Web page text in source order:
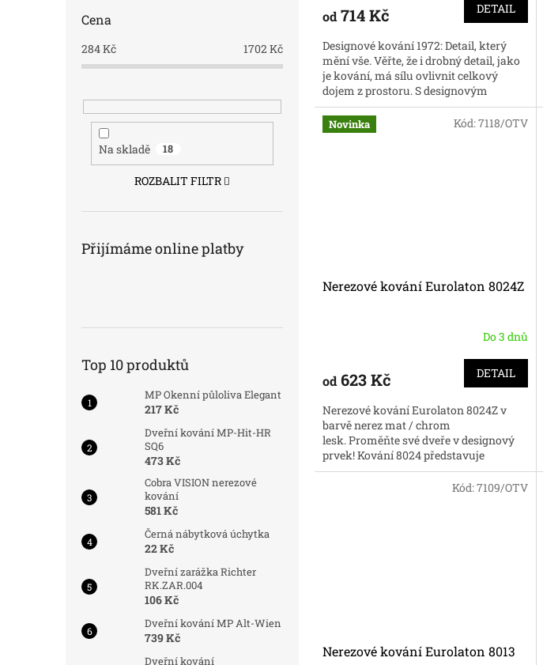
Cena
284Kč 1702 Kč
Na skladě 18
ROZBALIT FILTR
Přijímáme online platby
Top 10 produktů
MP Okenní půloliva Elegant
217 Kč
Dveřní kování MP-Hit-HR
SQ6
473 Kč
Cobra VISION nerezové
kování
581 Kč
Černá nábytková úchytka
22 Kč
Dveřní zarážka Richter
RK.ZAR.004
106 Kč
Dveřní kování MP Alt-Wien
739 Kč
Dveřní kování
od714 Kč DETAIL
Designové kování 1972: Detail, který
mění vše. Věřte, že i drobný detail, jako
je kování, má sílu ovlivnit celkový
dojem z prostoru. S designovým
kováním 1972 získáte prvek,...
Novinka
Nerezové kování Eurolaton 8024Z
Do 3 dnů
od623 Kč DETAIL
Nerezové kování Eurolaton 8024Z v
barvě nerez mat / chrom
lesk. Proměňte své dveře v designový
prvek! Kování 8024 představuje
ztělesnění elegance a moderního
Kód:7118/OTV
Nerezové kování Eurolaton 8013
Kód:7109/OTV